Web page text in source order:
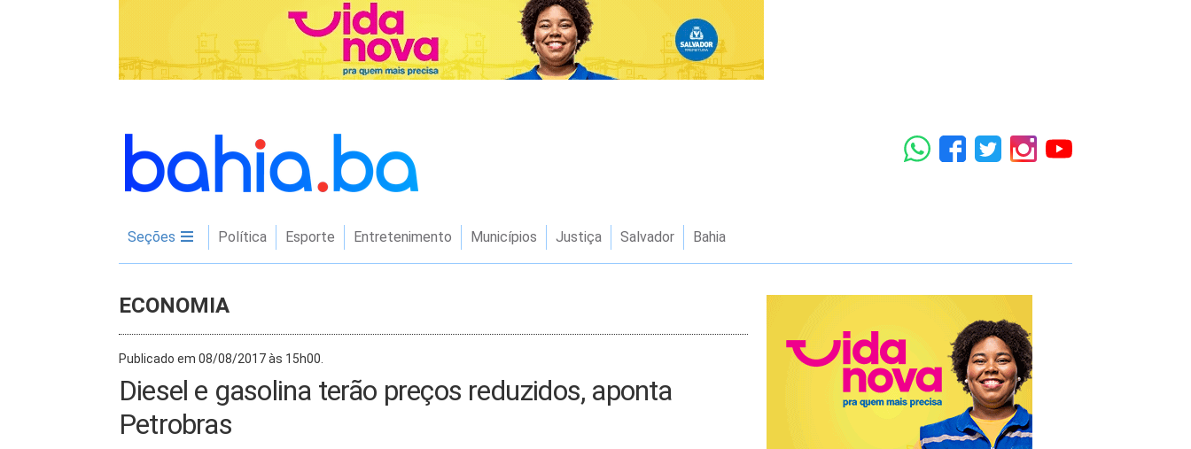
Seções Política Esporte Entretenimento Municípios Justiça Salvador Bahia
ECONOMIA
Publicado em 08/08/2017 às 15h00.
Diesel e gasolina terão preços reduzidos, aponta
Petrobras